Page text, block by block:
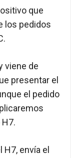
que
los pedidos
viene de
presentar el
el pedido
envía el